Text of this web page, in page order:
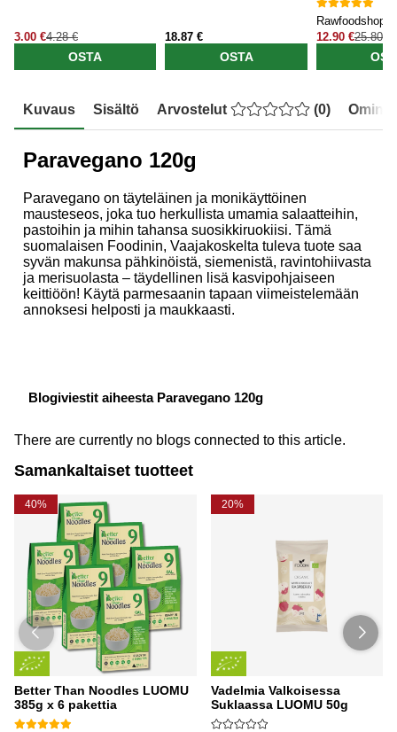
3.00 €4.28 €
OSTA
18.87 €
OSTA
Rawfoodshop
12.90 €25.80 €
Kuvaus Sisältö Arvostelut (0)
Paravegano 120g
Paravegano on täyteläinen ja monikäyttöinen
mausteseos, joka tuo herkullista umamia salaatteihin,
pastoihin ja mihin tahansa suosikkiruokiisi. Tämä
suomalaisen Foodinin, Vaajakoskelta tuleva tuote saa
syvän makunsa pähkinöistä, siemenistä, ravintohiivasta
ja merisuolasta – täydellinen lisä kasvipohjaiseen
keittiöön! Käytä parmesaanin tapaan viimeistelemään
annoksesi helposti ja maukkaasti.
Blogiviestit aiheesta Paravegano 120g
There are currently no blogs connected to this article.
Samankaltaiset tuotteet
40%
Better Than Noodles LUOMU
385g x 6 pakettia
20%
Vadelmia Valkoisessa
Suklaassa LUOMU 50g